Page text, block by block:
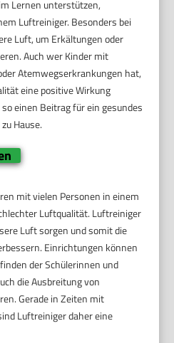
Lernen unterstützen,
Luftreiniger. Besonders bei
Luft, um Erkältungen oder
Auch wer Kinder mit
Atemwegserkrankungen hat,
eine positive Wirkung
einen Beitrag für ein gesundes
Hause.
mit vielen Personen in einem
Luftqualität. Luftreiniger
Luft sorgen und somit die
Einrichtungen können
der Schülerinnen und
die Ausbreitung von
Gerade in Zeiten mit
Luftreiniger daher eine